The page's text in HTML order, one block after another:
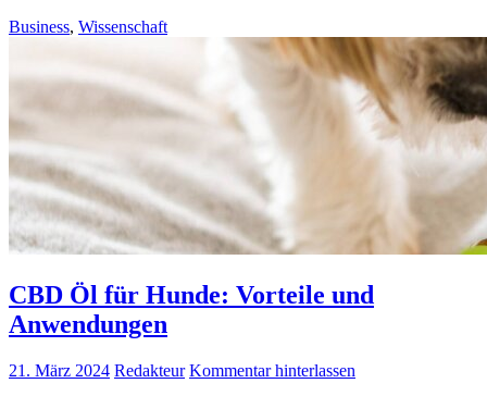
Business, Wissenschaft
CBD Öl für Hunde: Vorteile und
Anwendungen
21. März 2024 Redakteur Kommentar hinterlassen